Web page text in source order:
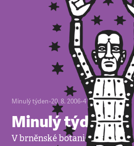
Minulý týden•20. 8. 2006•4minuty
Minulý týden
V brněnské botanické